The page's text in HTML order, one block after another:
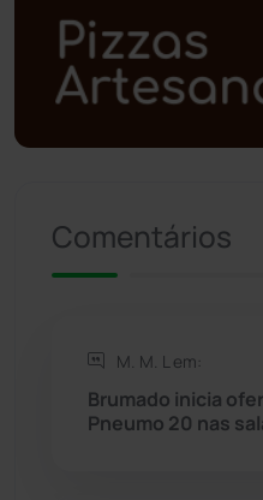
Polícia Civil
Polícia Militar
Política
Riacho de Santana
Rio de Contas
Rio do Antônio
Comentários
M. M. L em:
Brumado inicia
Pneumo 20 nas